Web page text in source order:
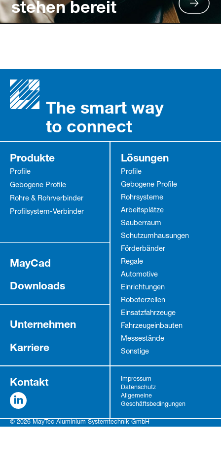
stehen bereit
The smart way
to connect
Produkte
Profile
Gebogene Profile
Rohre & Rohrverbinder
Profilsystem-Verbinder
Lösungen
Profile
Gebogene Profile
Rohrsysteme
Arbeitsplätze
Sauberraum
Schutz­umhausungen
Förderbänder
Regale
Automotive
Einrichtungen
Roboterzellen
Einsatzfahrzeuge
Fahrzeug­einbauten
Messestände
Sonstige
MayCad
Downloads
Unternehmen
Karriere
Kontakt
Impressum
Datenschutz
Allgemeine
Geschäftsbedingungen
© 2026 MayTec Aluminium Systemtechnik GmbH